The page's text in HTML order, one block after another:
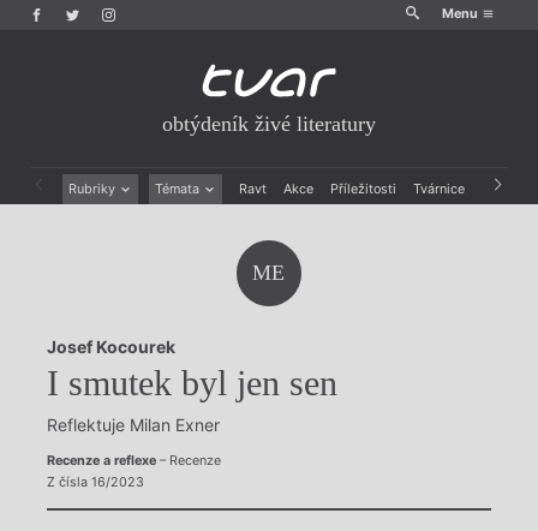
Menu
obtýdeník živé literatury
Rubriky Témata Ravt Akce Příležitosti Tvárnice Archiv
Rozhovory
Dokument
Výroční ceny
ME
Josef Kocourek
I smutek byl jen sen
Reflektuje Milan Exner
Recenze a reflexe– Recenze
Z čísla 16/2023